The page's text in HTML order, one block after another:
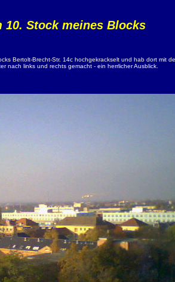
10. Stock meines Blocks
Bertolt-Brecht-Str. 14c hochgekrackselt und hab dort mit
nach links und rechts gemacht - ein herrlicher Ausblick.